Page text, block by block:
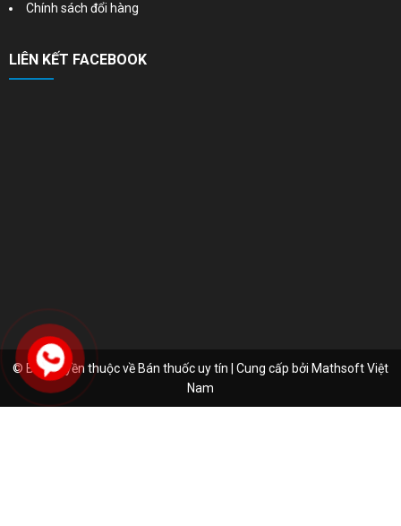
Chính sách đổi hàng
LIÊN KẾT FACEBOOK
© Bản quyền thuộc về Bán thuốc uy tín | Cung cấp bởi Mathsoft Việt
Nam